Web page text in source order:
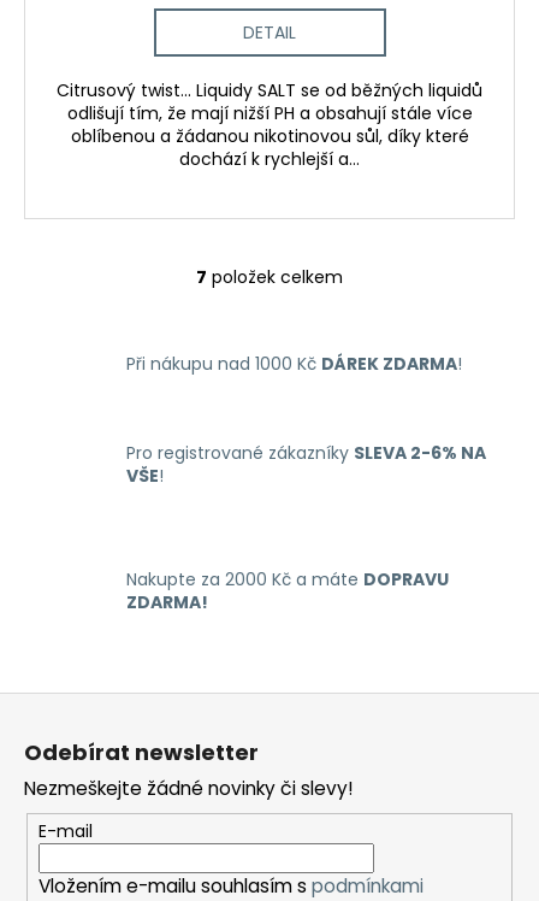
DETAIL
Citrusový twist... Liquidy SALT se od běžných liquidů
odlišují tím, že mají nižší PH a obsahují stále více
oblíbenou a žádanou nikotinovou sůl, díky které
dochází k rychlejší a...
O
á
c
k
p
7 položek celkem
Při nákupu nad 1000 Kč DÁREK ZDARMA!
Pro registrované zákazníky SLEVA 2-6% NA
VŠE!
Nakupte za 2000 Kč a máte DOPRAVU
ZDARMA!
Z
Odebírat newsletter
Nezmeškejte žádné novinky či slevy!
E-mail
Vložením e-mailu souhlasím s podmínkami